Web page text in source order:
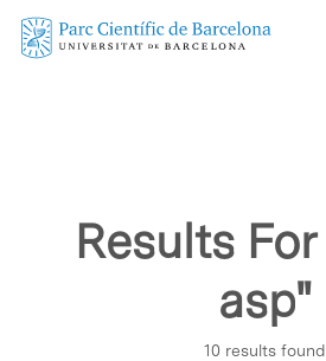
Skip
Results For
asp"
10 results found